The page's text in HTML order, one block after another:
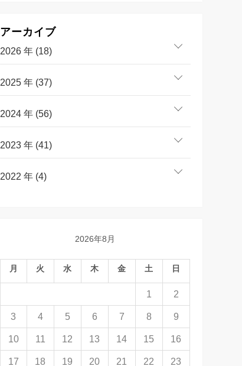
アーカイブ
2026 年 (18)
2025 年 (37)
2024 年 (56)
2023 年 (41)
2022 年 (4)
2026年8月
月 火 水 木 金 土 日
1 2
3 4 5 6 7 8 9
10 11 12 13 14 15 16
17 18 19 20 21 22 23